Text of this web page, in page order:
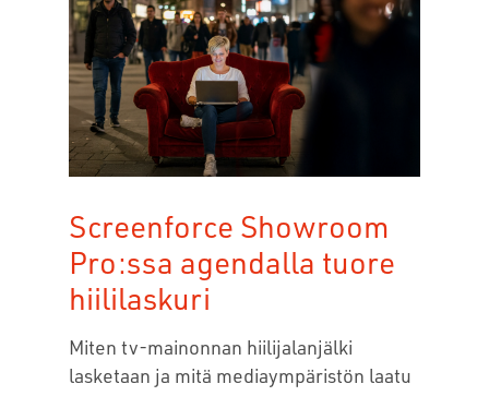
Screenforce Showroom
Pro:ssa agendalla tuore
hiililaskuri
Miten tv-mainonnan hiilijalanjälki
lasketaan ja mitä mediaympäristön laatu